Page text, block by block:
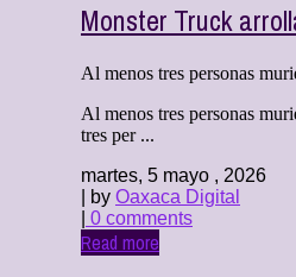
Monster Truck
Al menos tres personas
Al menos tres personas
tres per ...
martes, 5 mayo , 2026
| by Oaxaca Digital
0 comments
Read more